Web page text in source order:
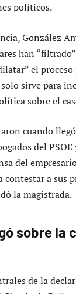
políticos.
González
han
el
sirve para
sobre el
cuando
del PSOE
del
contestar a sus
la magistrada.
sobre la
de la